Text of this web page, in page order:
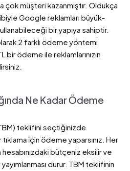
çok müşteri kazanmıştır. Oldukça
Google reklamları büyük-
bir yapıya sahiptir.
2 farklı ödeme yöntemi
bir ödeme ile reklamlarınızın
Ne Kadar Ödeme
teklifini seçtiğinizde
tıklama için ödeme yaparsınız. Her
bütçeniz eksilir ve
durur. TBM teklifinin